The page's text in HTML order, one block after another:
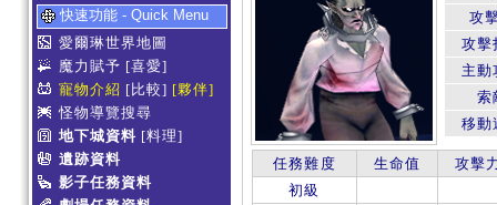
快速功能 - Quick Menu
愛爾琳世界地圖
魔力賦予 [喜愛]
寵物介紹 [比較] [夥伴]
怪物導覽搜尋
地下城資料 [料理]
遺跡資料
影子任務資料
攻
攻擊
主動
索
移動
任務難度 生命值
攻擊
初級